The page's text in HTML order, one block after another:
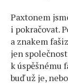
Paxtonem
i pokračovat.
a znakem
jen
k úspěšnému
buď už je,